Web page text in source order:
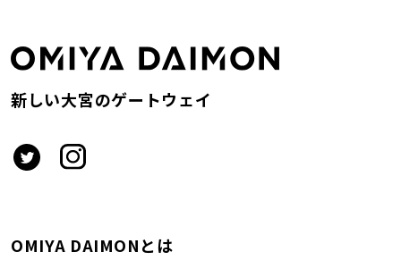
新しい大宮のゲートウェイ
OMIYA DAIMONとは